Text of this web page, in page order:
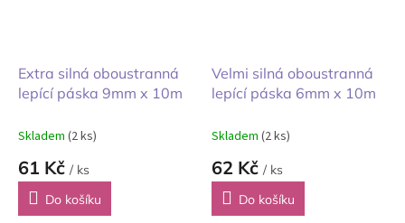
Extra silná oboustranná
lepící páska 9mm x 10m
Skladem (2 ks)
61 Kč / ks
Do košíku
Velmi silná oboustranná
lepící páska 6mm x 10m
Skladem (2 ks)
62 Kč / ks
Do košíku